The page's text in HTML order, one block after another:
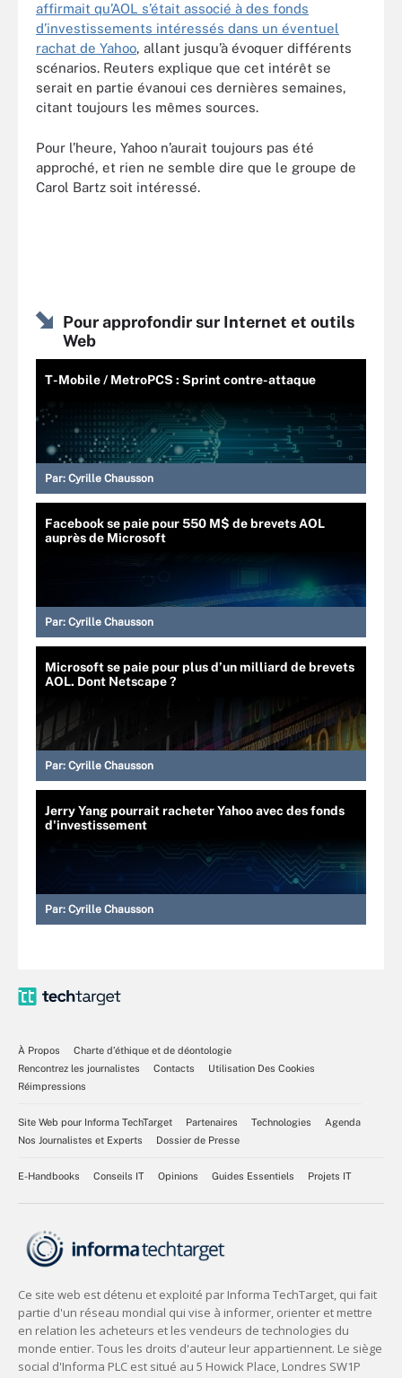
affirmait qu’AOL s’était associé à des fonds
d’investissements intéressés dans un éventuel
rachat de Yahoo, allant jusqu’à évoquer différents
scénarios. Reuters explique que cet intérêt se
serait en partie évanoui ces dernières semaines,
citant toujours les mêmes sources.
Pour l’heure, Yahoo n’aurait toujours pas été
approché, et rien ne semble dire que le groupe de
Carol Bartz soit intéressé.
Pour approfondir sur Internet et outils
Web
T-Mobile / MetroPCS : Sprint contre-attaque
Par: Cyrille Chausson
Facebook se paie pour 550 M$ de brevets AOL
auprès de Microsoft
Par: Cyrille Chausson
Microsoft se paie pour plus d’un milliard de brevets
AOL. Dont Netscape ?
Par: Cyrille Chausson
Jerry Yang pourrait racheter Yahoo avec des fonds
d'investissement
Par: Cyrille Chausson
À Propos
Charte d’éthique et de déontologie
Rencontrez les journalistes
Contacts
Utilisation Des Cookies
Réimpressions
Site Web pour Informa TechTarget Partenaires Technologies
Agenda
Nos Journalistes et Experts
Dossier de Presse
E-Handbooks Conseils IT Opinions Guides Essentiels Projets IT